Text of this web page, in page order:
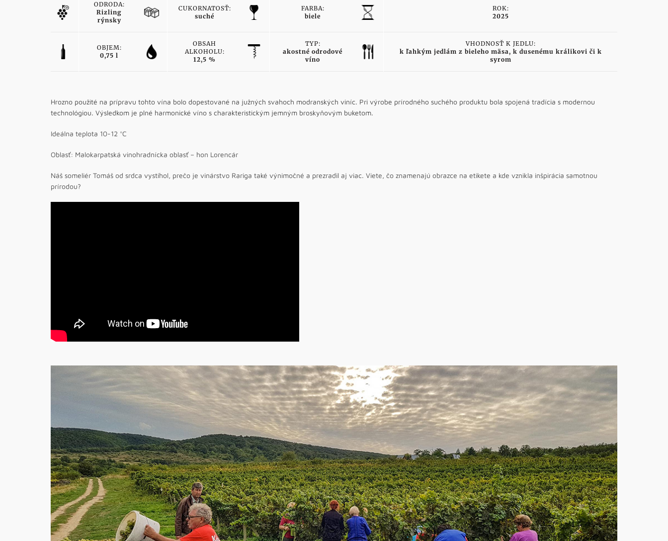
ODRODA:
Rizling
rýnsky
CUKORNATOSŤ:
suché
FARBA:
biele
ROK:
2025
OBJEM:
0,75 l
OBSAH
ALKOHOLU:
12,5 %
TYP:
akostné odrodové
víno
VHODNOSŤ K JEDLU:
k ľahkým jedlám z bieleho mäsa, k dusenému králikovi či k
syrom
Hrozno použité na prípravu tohto vína bolo dopestované na južných svahoch modranských viníc. Pri výrobe prírodného suchého produktu bola spojená tradícia s modernou
technológiou. Výsledkom je plné harmonické víno s charakteristickým jemným broskyňovým buketom.
Ideálna teplota 10-12 °C
Oblasť: Malokarpatská vinohradnícka oblasť – hon Lorencár
Náš someliér Tomáš od srdca vystihol, prečo je vinárstvo Rariga také výnimočné a prezradil aj viac. Viete, čo znamenajú obrazce na etikete a kde vznikla inšpirácia samotnou
prírodou?